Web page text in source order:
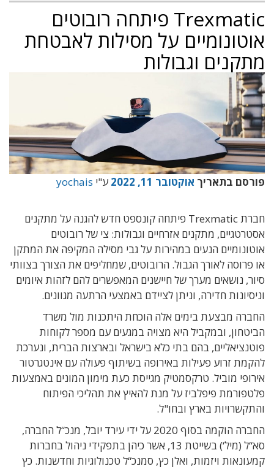
Trexmatic פיתחה רובוטים
אוטונומיים על מסילות לאבטחת
מתקנים וגבולות
פורסם בתאריך אוקטובר 11, 2022 ע"י yochais
חברת Trexmatic פיתחה קונספט חדש להגנה על
מתקנים
אסטרטגיים, מתקנים אזרחיים וגבולות: צי של רובוטים
אוטונומיים הנעים במהירות על גבי מסילה המקיפה את המתקן
או פרוסה לאורך הגבול. הרובוטים, שמחליפים את הצורך בצוותי
סיור, נושאים מערך של חיישנים המאפשרים להם לזהות איומים
וניסיונות חדירה, וניתן לציידם באמצעי הרתעה מגוונים.
החברה מבצעת בימים אלה הוכחת היתכנות מול משרד
הביטחון, ובמקביל היא מצויה במגעים עם מספר לקוחות
פוטנציאליים, בהם בתי כלא בישראל ובארצות הברית, ונערכת
להקמת זרוע פעילות באירופה בשיתוף פעולה עם אינטגרטור
אירופי מוביל. טרקסמטיק מגייסת כעת מימון המונים באמצעות
פלטפורמת פיפלביז על מנת להאיץ את תהליכי הפיתוח
והתקשרויות בארץ ובחו"ל.
החברה הוקמה בסוף 2020 על ידי עירד יובל, מנכ“ל החברה,
סא“ל (מיל‘) בשייטת 13, אשר
כיהן בתפקידי ניהול בחברות
קמעונאות ויזמות, ואלן כץ, סמנכ“ל טכנולוגיות וחדשנות. כץ